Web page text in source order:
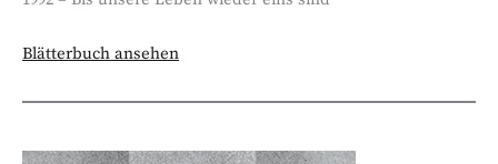
Blätterbuch ansehen